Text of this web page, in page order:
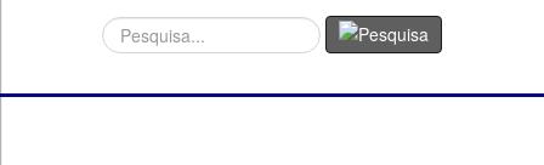
Procurar